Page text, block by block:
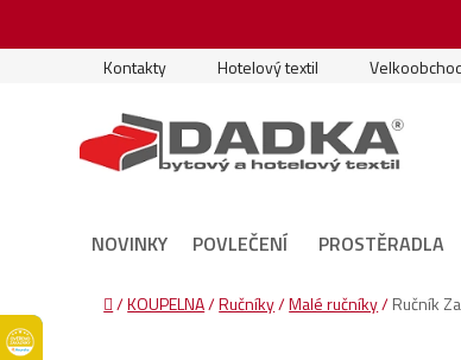
Kontakty
Hotelový textil
NOVINKY POVLEČENÍ PROSTĚRADLA
Domů
/KOUPELNA/Ručníky/Malé ručníky/Ručník